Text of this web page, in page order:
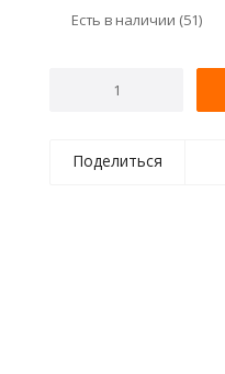
Есть в наличии (51)
Поделиться